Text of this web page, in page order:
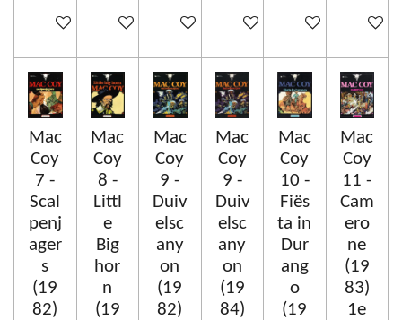
In winkelwagenIn winkelwagenIn winkelwagenIn winkelwagenIn winkelwagen
In
Mac
Coy
7 -
Scal
penj
ager
s
(19
82)
Mac
Coy
8 -
Littl
e
Big
hor
n
(19
Mac
Coy
9 -
Duiv
elsc
any
on
(19
82)
Mac
Coy
9 -
Duiv
elsc
any
on
(19
84)
Mac
Coy
10 -
Fiës
ta in
Dur
ang
o
(19
Mac
Coy
11 -
Cam
ero
ne
(19
83)
1e